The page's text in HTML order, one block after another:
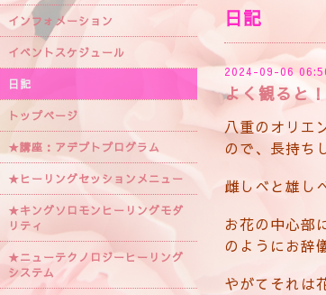
日記
2024-09-06
よく観ると！
八重のオリエ
ので、長持ち
雌しべと雄し
お花の中心部
のようにお辞
やがてそれは
インフォメーション
イベントスケジュール
日記
トップページ
★講座：アデプトプログラム
★ヒーリングセッションメニュー
★キングソロモンヒーリングモダ
リティ
★ニューテクノロジーヒーリング
システム